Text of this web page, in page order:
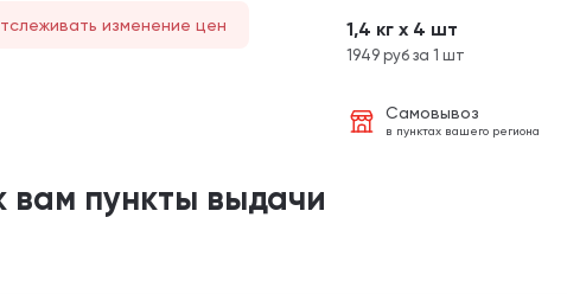
изменение цен 1,4 кг х 4 шт
1949 руб за 1 шт
Самовывоз
в пунктах вашего региона
пункты выдачи